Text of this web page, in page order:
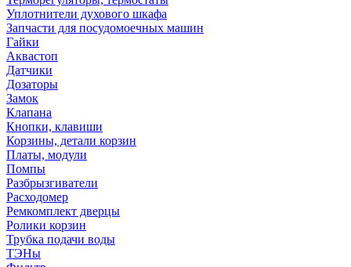
Уплотнители духового шкафа
Запчасти для посудомоечных машин
Гайки
Аквастоп
Датчики
Дозаторы
Замок
Клапана
Кнопки, клавиши
Корзины, детали корзин
Платы, модули
Помпы
Разбрызгиватели
Расходомер
Ремкомплект дверцы
Ролики корзин
Трубка подачи воды
ТЭНы